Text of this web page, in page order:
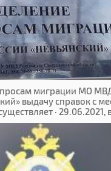
миграции МО
выдачу справок с
· 29.06.2021,